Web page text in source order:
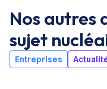
Nos autres
sujet
Entreprises